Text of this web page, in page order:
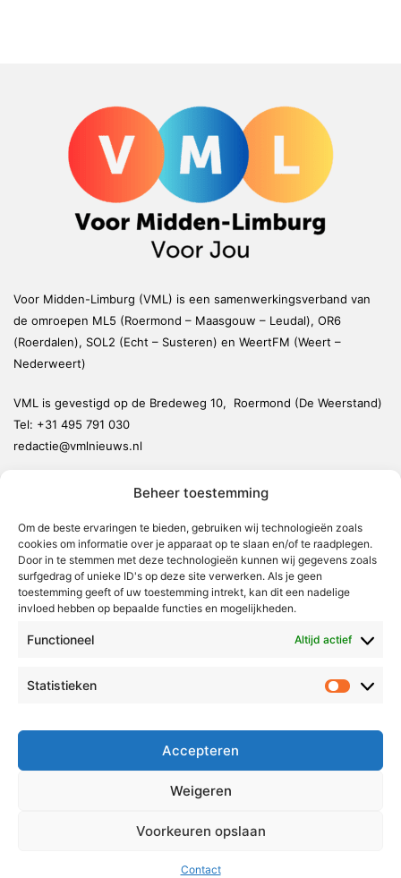
Beheer toestemming
Om de beste ervaringen te bieden, gebruiken wij technologieën zoals
cookies om informatie over je apparaat op te slaan en/of te raadplegen.
Door in te stemmen met deze technologieën kunnen wij gegevens zoals
surfgedrag of unieke ID's op deze site verwerken. Als je geen
toestemming geeft of uw toestemming intrekt, kan dit een nadelige
invloed hebben op bepaalde functies en mogelijkheden.
Functioneel Altijd actief
Statistieken
Accepteren
Weigeren
Voorkeuren opslaan
Contact
Voor Midden-Limburg (VML) is een samenwerkingsverband van
de omroepen ML5 (Roermond – Maasgouw – Leudal), OR6
(Roerdalen), SOL2 (Echt – Susteren) en WeertFM (Weert –
Nederweert)
VML is gevestigd op de Bredeweg 10, Roermond (De Weerstand)
Tel: +31 495 791 030
redactie@vmlnieuws.nl
Leudal
Maasgouw
Echt-Susteren
Radio & TV